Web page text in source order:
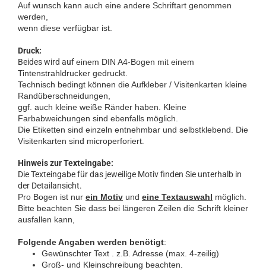
Auf wunsch kann auch eine andere Schriftart genommen
werden,
wenn diese verfügbar ist.
Druck:
Beides wird aufeinem DIN A4-Bogen mit einem
Tintenstrahldrucker gedruckt.
Technisch bedingt können die Aufkleber / Visitenkarten kleine
Randüberschneidungen,
ggf. auch kleine weiße Ränder haben. Kleine
Farbabweichungen sind ebenfalls möglich.
Die Etiketten sind einzeln entnehmbar und selbstklebend. Die
Visitenkarten sind microperforiert.
Hinweis zur Texteingabe:
Die Texteingabe für das jeweilige Motiv finden Sie unterhalb in
der Detailansicht.
Pro Bogen ist nur ein Motiv und eine Textauswahl möglich.
Bitte beachten Sie dass bei längeren Zeilen die Schrift kleiner
ausfallen kann,
Folgende Angaben werden benötigt:
Gewünschter Text . z.B. Adresse (max. 4-zeilig)
Groß- und Kleinschreibung beachten.